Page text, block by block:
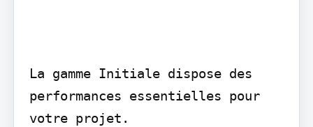
La gamme Initiale dispose des
performances essentielles pour
votre projet.